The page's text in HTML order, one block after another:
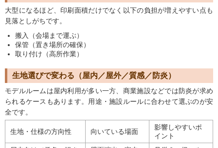
大型になるほど、印刷面積だけでなく以下の負担が増えやすい点も
見落としがちです。
搬入（会場まで運ぶ）
保管（置き場所の確保）
取り付け（高所作業）
生地選びで変わる（屋内／屋外／質感／防炎）
モデルルームは屋内利用が多い一方、商業施設などでは防炎が求め
られるケースもあります。用途・施設ルールに合わせて選ぶのが安
全です。
生地・仕様の方向性 向いている場面
影響しやすいポ
イント